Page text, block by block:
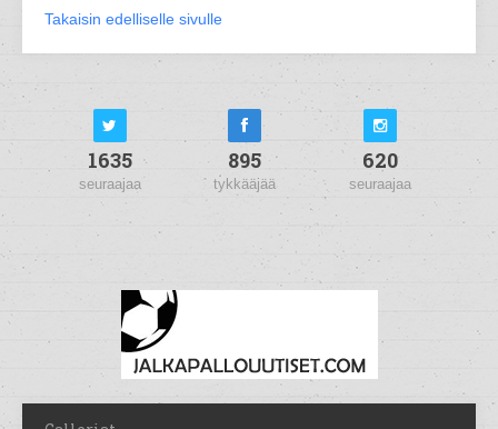
Takaisin edelliselle sivulle
1635
seuraajaa
895
tykkääjää
620
seuraajaa